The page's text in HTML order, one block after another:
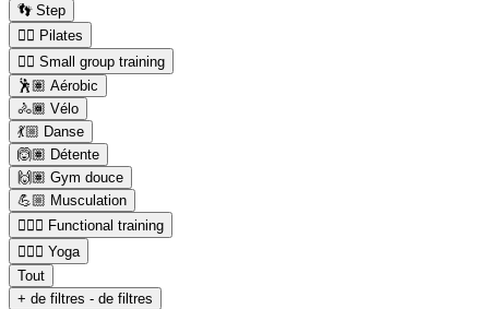
👣 Step
🤸‍♀️ Pilates
👯‍♂️ Small group training
🕺🏽 Aérobic
🚴🏾 Vélo
💃🏼 Danse
🙆🏽 Détente
🙌🏽 Gym douce
💪🏼 Musculation
🏋🏼‍♂️ Functional training
🧘🏼‍♂️ Yoga
Tout
+ de filtres - de filtres